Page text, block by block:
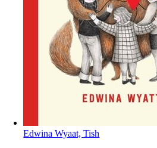
Edwina Wyaat, Tish